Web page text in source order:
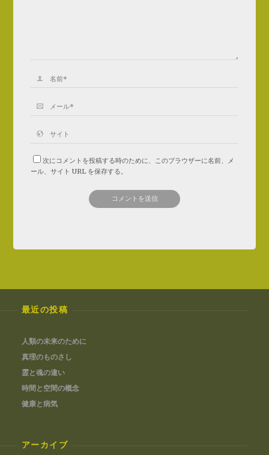
次にコメントを投稿する時のために、このブラウザーに名前、メ
ール、サイト URL を保存する。
最近の投稿
人類の未来のために
真理のものさし
霊と魂の違い
時間と空間の概念
健康と病気
アーカイブ